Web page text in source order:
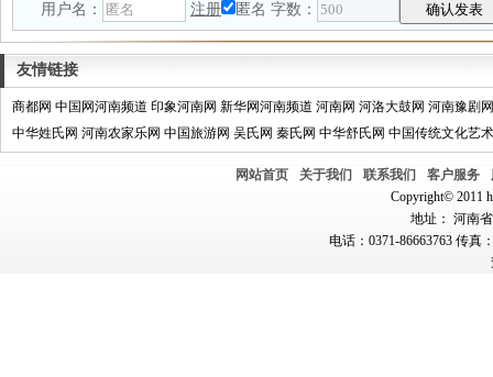
用户名： 注册 匿名 字数：
友情链接
商都网 中国网河南频道 印象河南网 新华网河南频道 河南网 河洛大鼓网 河南豫剧网
中华姓氏网 河南农家乐网 中国旅游网 吴氏网 秦氏网 中华舒氏网 中国传统文化艺
网站首页 关于我们 联系我们 客户服务
Copyright© 2011
地址： 河南
电话：0371-86663763 传真